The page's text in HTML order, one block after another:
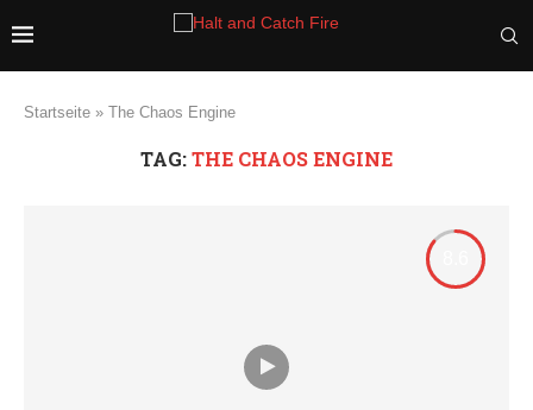
Startseite » The Chaos Engine
TAG:THE CHAOS ENGINE